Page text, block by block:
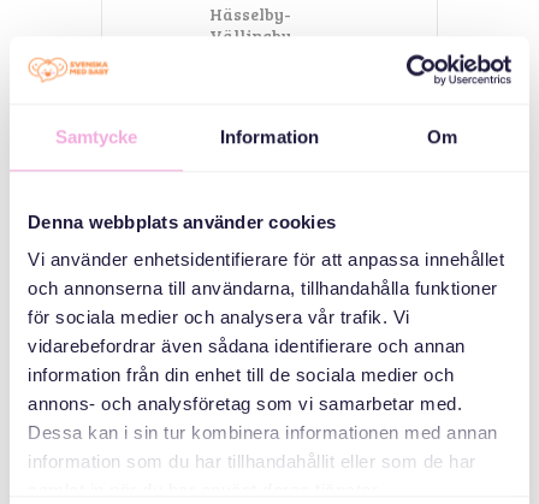
Samtycke Information Om
Denna webbplats använder cookies
Vi använder enhetsidentifierare för att anpassa innehållet
och annonserna till användarna, tillhandahålla funktioner
för sociala medier och analysera vår trafik. Vi
vidarebefordrar även sådana identifierare och annan
information från din enhet till de sociala medier och
annons- och analysföretag som vi samarbetar med.
Dessa kan i sin tur kombinera informationen med annan
information som du har tillhandahållit eller som de har
Hässelby-
Vällingby-
9-13
ANDRA PLATSER
KATEGORIER
Familjeträffar
ARRANGÖR